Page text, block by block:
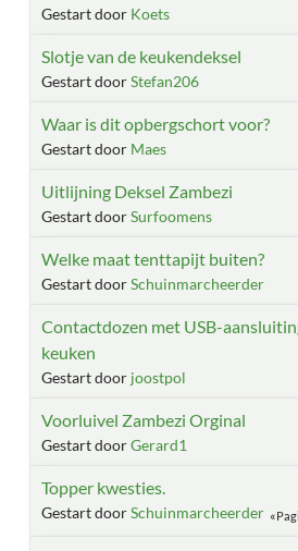
Gestart door Koets
Slotje van de keukendeksel
Gestart doorStefan206
Waar is dit opbergschort voor?
Gestart door Maes
Uitlijning Deksel Zambezi
Gestart doorSurfoomens
Welke maat tenttapijt buiten?
Gestart doorSchuinmarcheerder
Contactdozen met USB-
keuken
Gestart door joostpol
Voorluivel Zambezi Orginal
Gestart doorGerard1
Topper kwesties.
Gestart doorSchuinmarcheerder